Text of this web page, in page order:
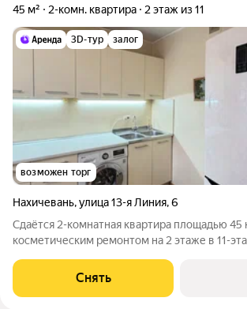
45 м² 2-комн. квартира 2 этаж из 11
3D-тур залог
возможен торг
Нахичевань,улица 13-я Линия,6
Сдаётся 2-комнатная квартира площадью 45
косметическим ремонтом на 2 этаже в 11-
Стиральная машина Холодильник Кондиционер Пылесос Дом -
кирпичный, окна выходят
Снять